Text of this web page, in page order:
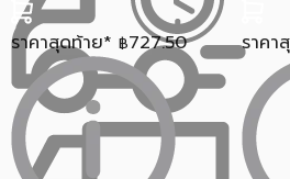
ราคาสุดท้าย* ฿727.50 ราคา